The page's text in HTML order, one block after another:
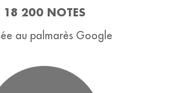
18 200 NOTES
au palmarès Google